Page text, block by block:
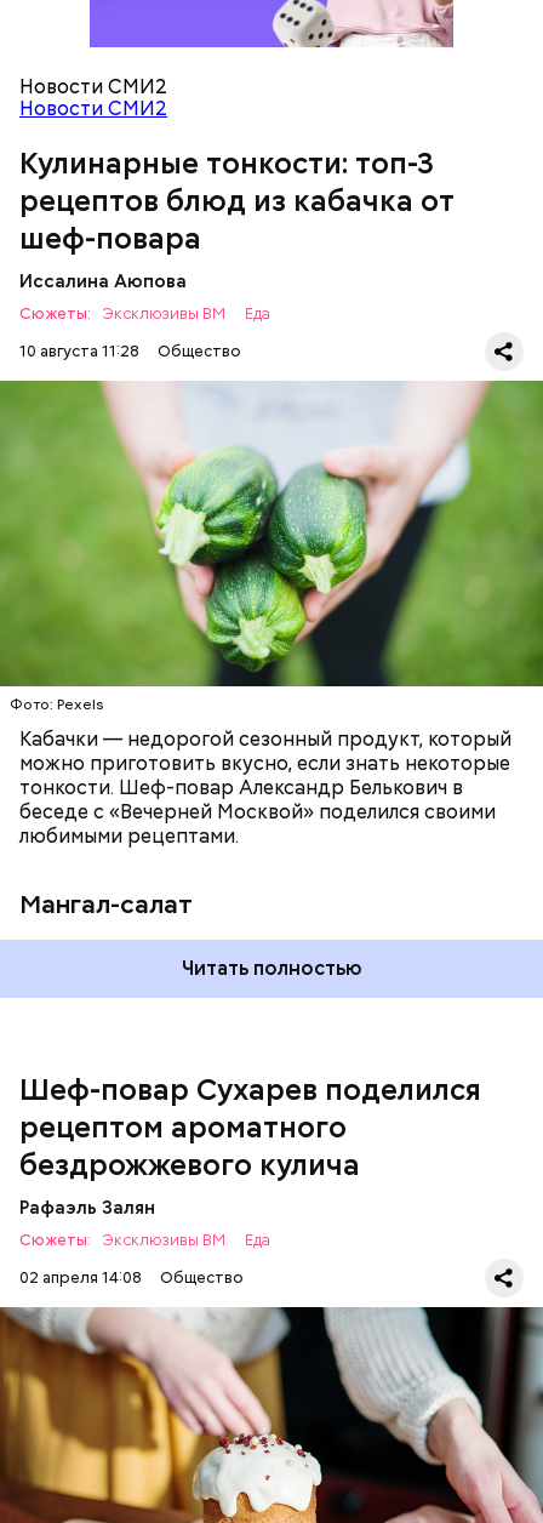
Новости СМИ2
Новости СМИ2
Кулинарные тонкости: топ-3
рецептов блюд из кабачка от
шеф-повара
Иссалина Аюпова
Сюжеты: Эксклюзивы ВМ
Еда
10 августа 11:28
Общество
Фото: Pexels
Кабачки — недорогой сезонный продукт, который
можно приготовить вкусно, если знать некоторые
тонкости. Шеф-повар Александр Белькович в
беседе с «Вечерней Москвой» поделился своими
любимыми рецептами.
Мангал-салат
Что понадобится:
Помидор — 2 шт.
Сыр адыгейский —200 гр.
Соль по вкусу.
Читать полностью
РЕЦЕПТЫ
Шеф-повар Сухарев поделился
рецептом ароматного
бездрожжевого кулича
Рафаэль Залян
Сюжеты: Эксклюзивы ВМ
Еда
02 апреля 14:08
Общество
Первый необычный рецепт кулича несколько
отличается от классической рецептуры, так как
содержит нестандартную начинку:
— Этот вариант кулича не содержит дрожжей,
поэтому люди, которые любят сидеть на диете,
Ингредиенты